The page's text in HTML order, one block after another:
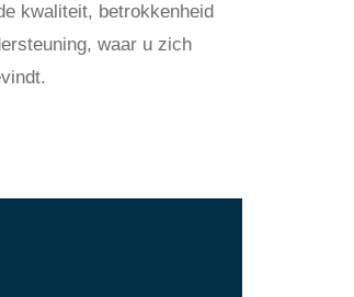
kwaliteit, betrokkenheid
waar u zich